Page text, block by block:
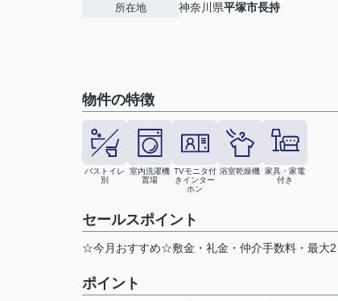
所在地 神奈川県平塚市長持
物件の特徴
バストイレ
別
室内洗濯機
置場
TVモニタ付
きインター
ホン
浴室乾燥機 家具・家電
付き
セールスポイント
☆今月おすすめ☆敷金・礼金・仲介手数料・最大2
ポイント